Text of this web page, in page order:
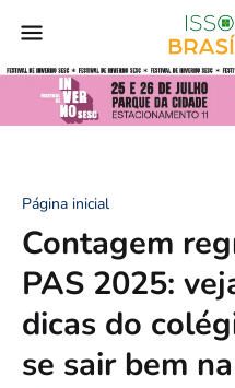
Página inicial
Contagem
PAS 2025:
dicas do
se sair bem